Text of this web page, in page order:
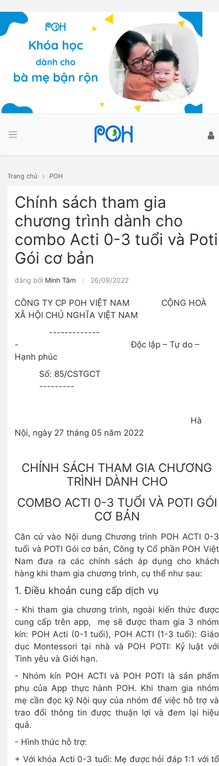
Trang chủ POH
Chính sách tham gia
chương trình dành cho
combo Acti 0-3 tuổi và Poti
Gói cơ bản
đăng bởi Minh Tâm 26/09/2022
CÔNG TY CP POH VIỆT NAM CỘNG HOÀ
XÃ HỘI CHỦ NGHĨA VIỆT NAM
-------------
- Độc lập – Tự do –
Hạnh phúc
Số: 85/CSTGCT
---------
Hà
Nội, ngày 27 tháng 05 năm 2022
CHÍNH SÁCH THAM GIA CHƯƠNG
TRÌNH DÀNH CHO
COMBO ACTI 0-3 TUỔI VÀ POTI GÓI
CƠ BẢN
Căn cứ vào Nội dung Chương trình POH ACTI 0-3
tuổi và POTI Gói cơ bản, Công ty Cổ phần POH Việt
Nam đưa ra các chính sách áp dụng cho khách
hàng khi tham gia chương trình, cụ thể như sau:
1. Điều khoản cung cấp dịch vụ
- Khi tham gia chương trình, ngoài kiến thức được
cung cấp trên app, mẹ sẽ được tham gia 3 nhóm
kín: POH Acti (0-1 tuổi), POH ACTI (1-3 tuổi): Giáo
dục Montessori tại nhà và POH POTI: Kỷ luật với
Tình yêu và Giới hạn.
- Nhóm kín POH ACTI và POH POTI là sản phẩm
phụ của App thực hành POH. Khi tham gia nhóm
mẹ cần đọc kỹ Nội quy của nhóm để việc hỗ trợ và
trao đổi thông tin được thuận lợi và đem lại hiệu
quả.
- Hình thức hỗ trợ:
+ Với khóa Acti 0-3 tuổi: Mẹ được hỏi đáp 1:1 với tổ